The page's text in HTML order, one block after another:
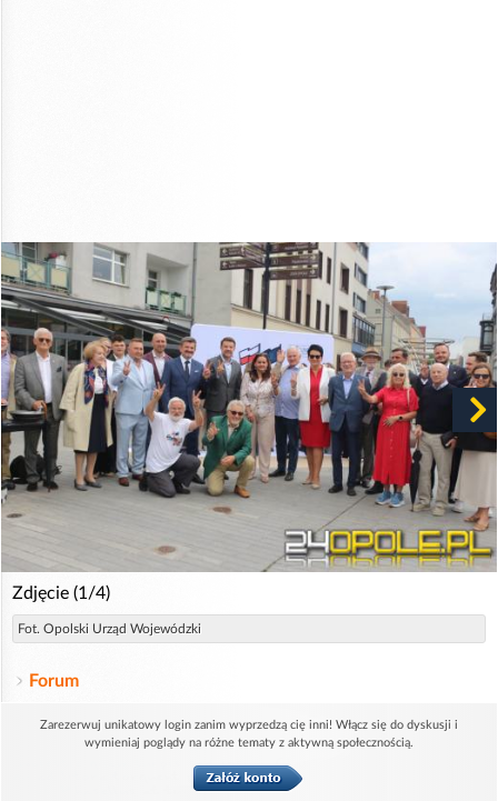
Zdjęcie (1/4)
Fot. Opolski Urząd Wojewódzki
Forum
Zarezerwuj unikatowy login zanim wyprzedzą cię inni! Włącz się do dyskusji i
wymieniaj poglądy na różne tematy z aktywną społecznością.